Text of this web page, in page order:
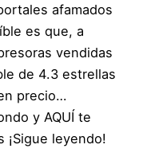
afamados
es que, a
vendidas
de 4.3 estrellas
precio…
y AQUÍ te
¡Sigue leyendo!